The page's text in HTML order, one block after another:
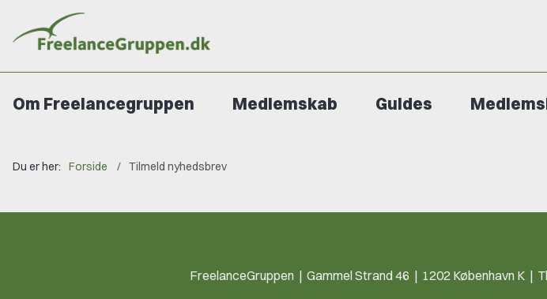
Om Freelancegruppen Medlemskab Guides
Du er her: Forside Tilmeld nyhedsbrev
FreelanceGruppen | Gammel Strand 46 | 1202 København K |